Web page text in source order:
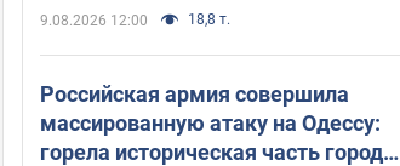
верующего"
9.08.2026 12:00 18,8 т.
Российская армия совершила
массированную атаку на Одессу:
горела историческая часть города,